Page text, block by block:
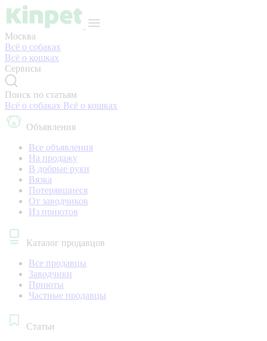
Москва
Всё о собаках
Всё о кошках
Сервисы
Поиск по статьям
Всё о собаках Всё о кошках
Объявления
Все объявления
На продажу
В добрые руки
Вязка
Потерявшиеся
От заводчиков
Из приютов
Каталог продавцов
Все продавцы
Заводчики
Приюты
Частные продавцы
Статьи